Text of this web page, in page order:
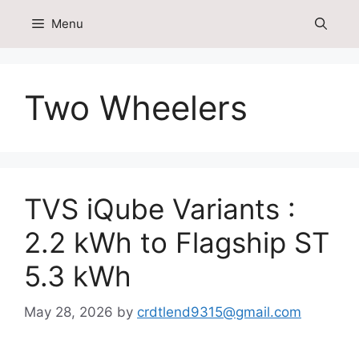
Menu
Two Wheelers
TVS iQube Variants :
2.2 kWh to Flagship ST
5.3 kWh
May 28, 2026 by crdtlend9315@gmail.com